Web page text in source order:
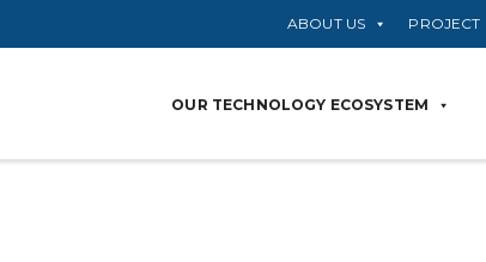
ABOUT US PROJECT
OUR TECHNOLOGY ECOSYSTEM